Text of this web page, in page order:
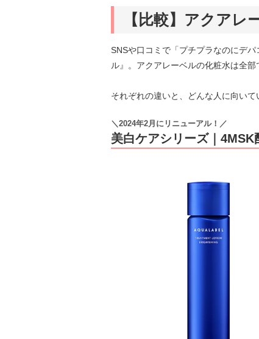
【比較】アクアレ
SNSや口コミで「プチプラなのにデ
ル』。アクアレーベルの化粧水は全部
それぞれの違いと、どんな人に向い
美白ケアシリーズ｜
＼2024年2月にリニューアル！／